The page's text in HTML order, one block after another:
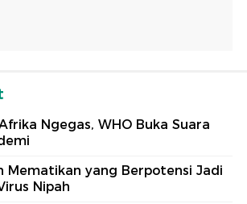
Ngegas, WHO Buka Suara
Mematikan yang Berpotensi Jadi
Nipah